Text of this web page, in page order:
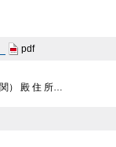
pdf
） 殿 住 所…